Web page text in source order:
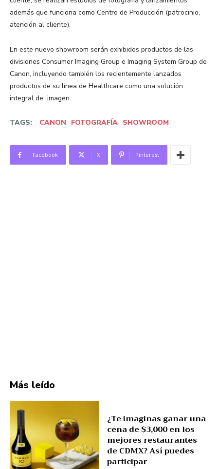
además que funciona como Centro de Producción (patrocinio,
atención al cliente).
En este nuevo showroom serán exhibidos productos de las
divisiones Consumer Imaging Group e Imaging System Group de
Canon, incluyendo también los recientemente lanzados
productos de su línea de Healthcare como una solución
integral de imagen.
TAGS: CANON FOTOGRAFÍA SHOWROOM
Facebook X Pinterest
Más leído
¿Te imaginas ganar una
cena de $3,000 en los
mejores restaurantes
de CDMX? Así puedes
participar